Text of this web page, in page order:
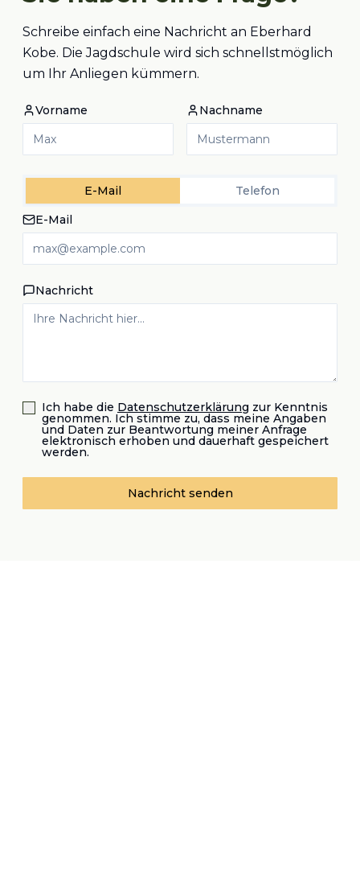
Schreibe einfach eine Nachricht an Eberhard
Kobe. Die Jagdschule wird sich schnellstmöglich
um Ihr Anliegen kümmern.
Vorname Nachname
E-Mail
Telefon
E-Mail
Nachricht
Ich habe die Datenschutzerklärung zur Kenntnis
genommen. Ich stimme zu, dass meine Angaben
und Daten zur Beantwortung meiner Anfrage
elektronisch erhoben und dauerhaft gespeichert
werden.
Nachricht senden